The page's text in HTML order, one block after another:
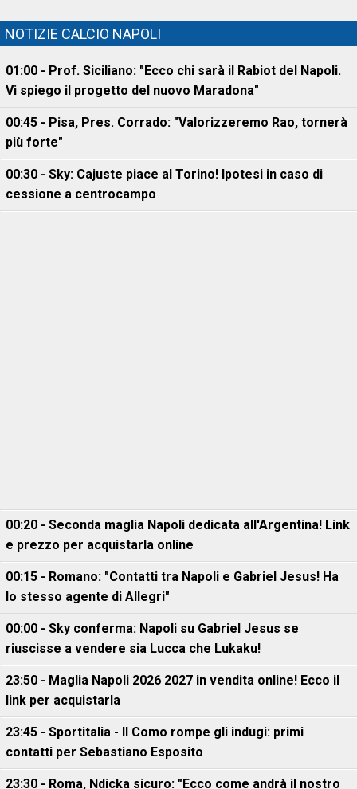
NOTIZIE CALCIO NAPOLI
01:00 - Prof. Siciliano: "Ecco chi sarà il Rabiot del Napoli.
Vi spiego il progetto del nuovo Maradona"
00:45 - Pisa, Pres. Corrado: "Valorizzeremo Rao, tornerà
più forte"
00:30 - Sky: Cajuste piace al Torino! Ipotesi in caso di
cessione a centrocampo
00:20 - Seconda maglia Napoli dedicata all'Argentina! Link
e prezzo per acquistarla online
00:15 - Romano: "Contatti tra Napoli e Gabriel Jesus! Ha
lo stesso agente di Allegri"
00:00 - Sky conferma: Napoli su Gabriel Jesus se
riuscisse a vendere sia Lucca che Lukaku!
23:50 - Maglia Napoli 2026 2027 in vendita online! Ecco il
link per acquistarla
23:45 - Sportitalia - Il Como rompe gli indugi: primi
contatti per Sebastiano Esposito
23:30 - Roma, Ndicka sicuro: "Ecco come andrà il nostro